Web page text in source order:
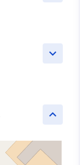
keyboard_arrow_down
keyboard_arrow_up